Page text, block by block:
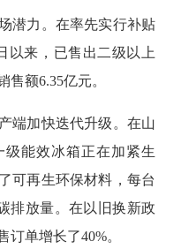
潜力。在率先实行补贴
以来，已售出二级以上
售额6.35亿元。
端加快迭代升级。在山
能效冰箱正在加紧生
可再生环保材料，每台
排放量。在以旧换新政
单增长了40%。